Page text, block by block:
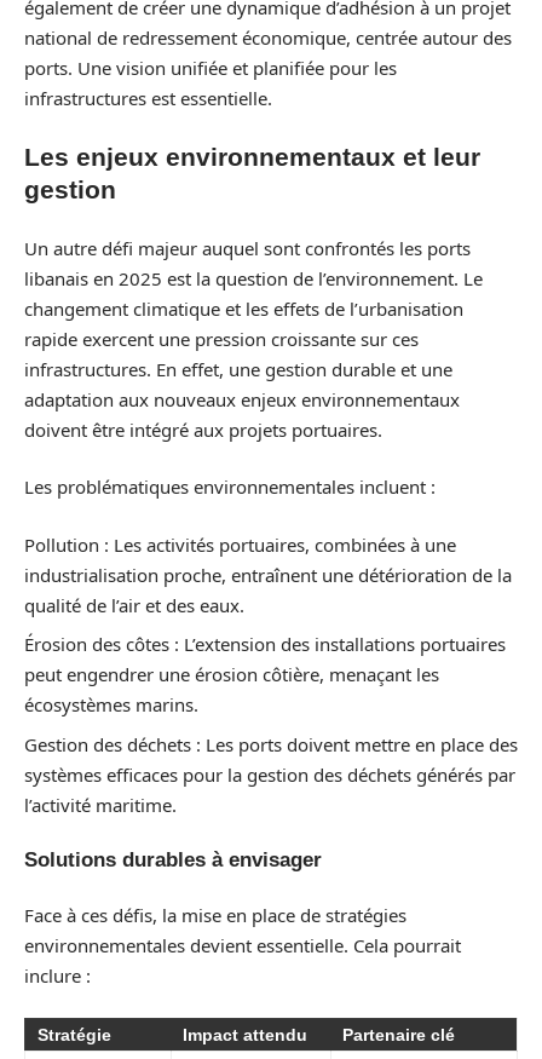
également de créer une dynamique d’adhésion à un projet
national de redressement économique, centrée autour des
ports. Une vision unifiée et planifiée pour les
infrastructures est essentielle.
Les enjeux environnementaux et leur
gestion
Un autre défi majeur auquel sont confrontés les ports
libanais en 2025 est la question de l’environnement. Le
changement climatique et les effets de l’urbanisation
rapide exercent une pression croissante sur ces
infrastructures. En effet, une gestion durable et une
adaptation aux nouveaux enjeux environnementaux
doivent être intégré aux projets portuaires.
Les problématiques environnementales incluent :
Pollution : Les activités portuaires, combinées à une
industrialisation proche, entraînent une détérioration de la
qualité de l’air et des eaux.
Érosion des côtes : L’extension des installations portuaires
peut engendrer une érosion côtière, menaçant les
écosystèmes marins.
Gestion des déchets : Les ports doivent mettre en place des
systèmes efficaces pour la gestion des déchets générés par
l’activité maritime.
Solutions durables à envisager
Face à ces défis, la mise en place de stratégies
environnementales devient essentielle. Cela pourrait
inclure :
Stratégie Impact attendu Partenaire clé